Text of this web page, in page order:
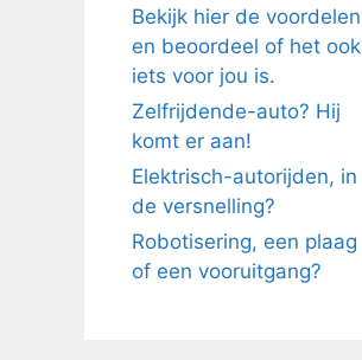
Bekijk hier de voordelen
en beoordeel of het ook
iets voor jou is.
Zelfrijdende-auto? Hij
komt er aan!
Elektrisch-autorijden, in
de versnelling?
Robotisering, een plaag
of een vooruitgang?